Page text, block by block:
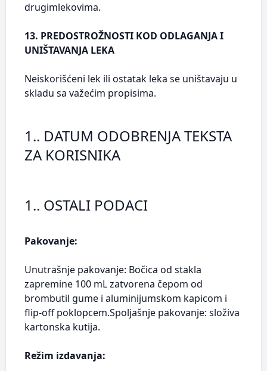
drugimlekovima.
13. PREDOSTROŽNOSTI KOD ODLAGANJA I
UNIŠTAVANJA LEKA
Neiskorišćeni lek ili ostatak leka se uništavaju u
skladu sa važećim propisima.
1.. DATUM ODOBRENJA TEKSTA
ZA KORISNIKA
1.. OSTALI PODACI
Pakovanje:
Unutrašnje pakovanje: Bočica od stakla
zapremine 100 mL zatvorena čepom od
brombutil gume i aluminijumskom kapicom i
flip-off poklopcem.Spoljašnje pakovanje: složiva
kartonska kutija.
Režim izdavanja: